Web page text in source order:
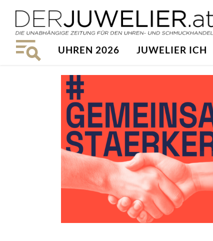
UHREN 2026 JUWELIER ICH